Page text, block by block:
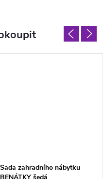
Sada zahradního nábytku
BENÁTKY šedá